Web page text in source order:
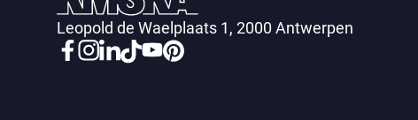
Leopold de Waelplaats 1, 2000 Antwerpen